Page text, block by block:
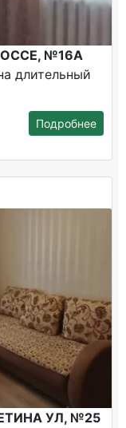
№16А
длительный
Подробнее
УЛ, №25